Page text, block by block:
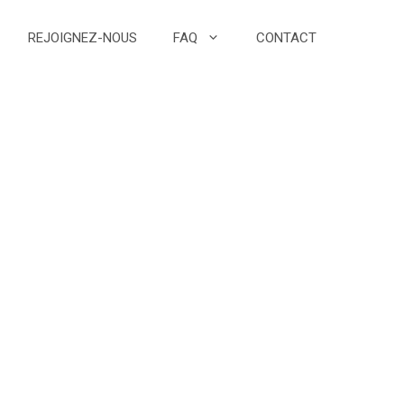
REJOIGNEZ-NOUS FAQ CONTACT